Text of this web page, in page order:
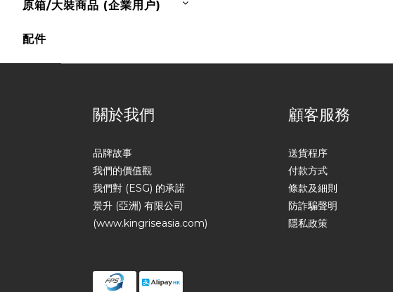
原箱/大裝商品 (企業用户)
配件
關於我們
品牌故事
我們的價值觀
我們對 (ESG) 的承諾
景升 (亞洲) 有限公司
(www.kingriseasia.com)
顧客服務
送貨程序
付款方式
條款及細則
防詐騙聲明
隱私政策